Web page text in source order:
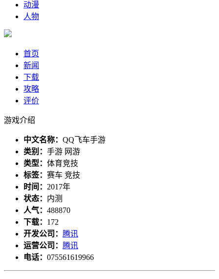
动漫
人物
首页
新闻
下载
攻略
评价
游戏介绍
中文名称： QQ飞车手游
类别： 手游 网游
类型： 体育竞技
标签： 赛车 竞技
时间： 2017年
状态： 内测
人气： 488870
下载： 172
开发公司： 腾讯
运营公司： 腾讯
电话： 075561619966